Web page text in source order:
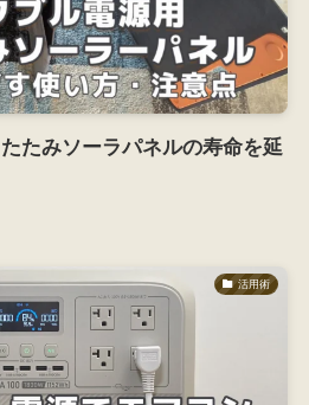
たみソーラパネルの寿命を延
活用術